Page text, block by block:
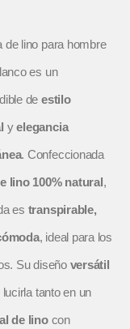
de lino para hombre
es un
de estilo
yelegancia
. Confeccionada
lino 100% natural,
es transpirable,
, ideal para los
Su diseño versátil
tanto en un
de linocon